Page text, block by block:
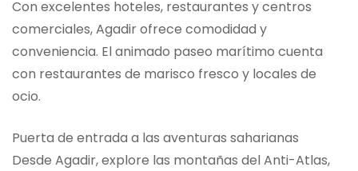
Con excelentes hoteles, restaurantes y centros
comerciales, Agadir ofrece comodidad y
conveniencia. El animado paseo marítimo cuenta
con restaurantes de marisco fresco y locales de
ocio.
Puerta de entrada a las aventuras saharianas
Desde Agadir, explore las montañas del Anti-Atlas,